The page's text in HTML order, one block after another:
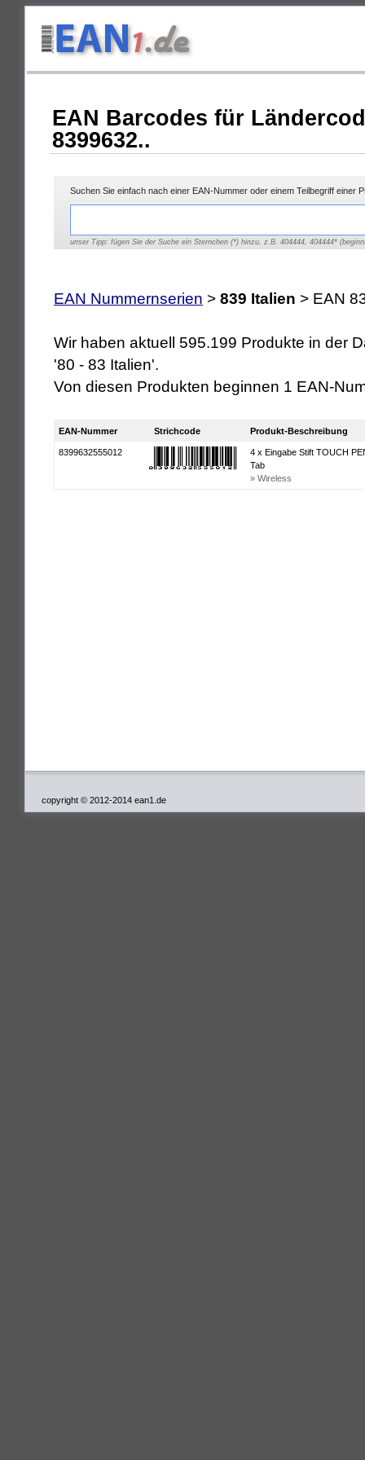
EAN Barcodes für
8399632..
Suchen Sie einfach nach einer EAN-Nummer oder einem Teilbegriff einer
unser Tipp: fügen Sie der Suche ein Sternchen (*) hinzu, z.B. 404444, 404444*
EAN Nummernserien > 839 Italien > EAN
Wir haben aktuell 595.199 Produkte in der
'80 - 83 Italien'.
Von diesen Produkten beginnen 1 EAN-
EAN-Nummer Strichcode Produkt-Beschreibung
8399632555012
4 x Eingabe Stift TOUCH
Tab
» Wireless
copyright © 2012-2014 ean1.de